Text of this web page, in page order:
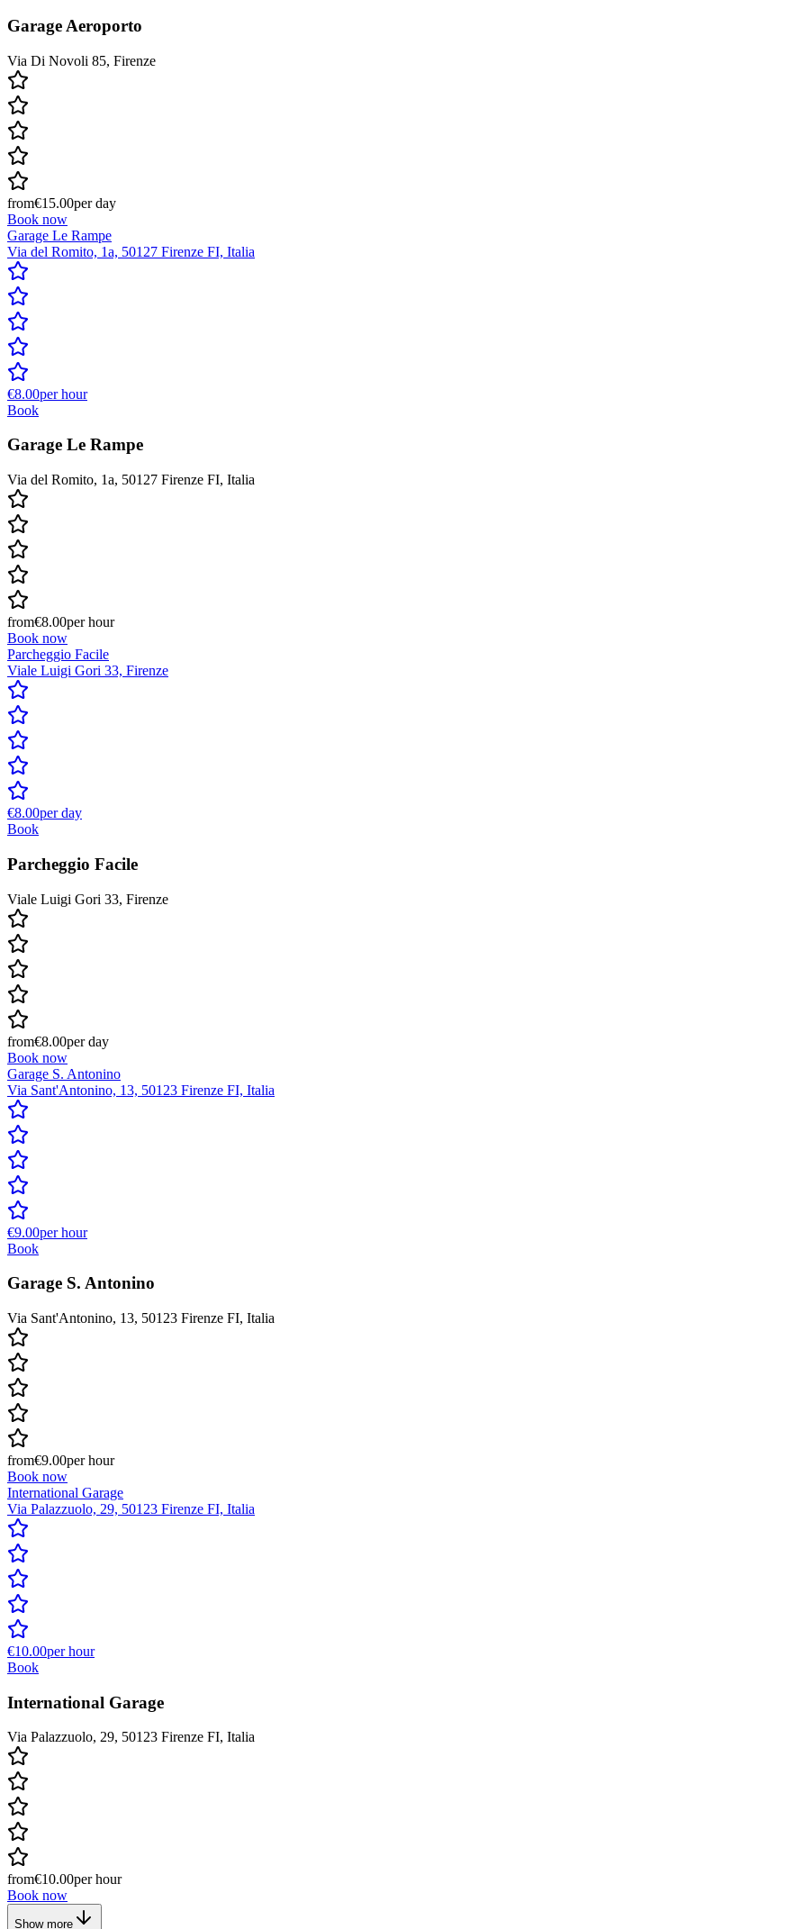
Garage Aeroporto
Via Di Novoli 85, Firenze
from€15.00per day
Book now
Garage Le Rampe
Via del Romito, 1a, 50127 Firenze FI, Italia
€8.00per hour
Book
Garage Le Rampe
Via del Romito, 1a, 50127 Firenze FI, Italia
from€8.00per hour
Book now
Parcheggio Facile
Viale Luigi Gori 33, Firenze
€8.00per day
Book
Parcheggio Facile
Viale Luigi Gori 33, Firenze
from€8.00per day
Book now
Garage S. Antonino
Via Sant'Antonino, 13, 50123 Firenze FI, Italia
€9.00per hour
Book
Garage S. Antonino
Via Sant'Antonino, 13, 50123 Firenze FI, Italia
from€9.00per hour
Book now
International Garage
Via Palazzuolo, 29, 50123 Firenze FI, Italia
€10.00per hour
Book
International Garage
Via Palazzuolo, 29, 50123 Firenze FI, Italia
from€10.00per hour
Book now
Show more